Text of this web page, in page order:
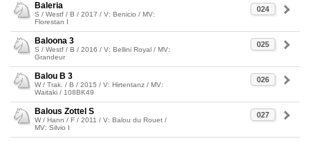
024
Baleria
S / Westf / B / 2017 / V: Benicio / MV:
Florestan I
025
Baloona 3
S / Westf / B / 2016 / V: Bellini Royal / MV:
Grandeur
026
Balou B 3
W / Trak. / B / 2015 / V: Hirtentanz / MV:
Waitaki / 108BK49
027
Balous Zottel S
W / Hann / F / 2011 / V: Balou du Rouet /
MV: Silvio I